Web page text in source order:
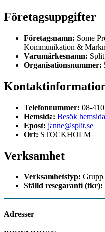
Företagsuppgifter
Företagsnamn: Some
Kommunikation &
Varumärkesnamn:
Organisationsnummer:
Telefonnummer: 08-
Hemsida: Besök hemsida
Epost: janne@split.se
Ort: STOCKHOLM
Verksamhet
Verksamhetstyp: Grupp
Ställd resegaranti (tkr):
Adresser